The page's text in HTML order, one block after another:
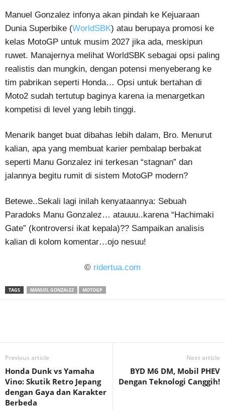
Manuel Gonzalez infonya akan pindah ke Kejuaraan
Dunia Superbike (WorldSBK) atau berupaya promosi ke
kelas MotoGP untuk musim 2027 jika ada, meskipun
ruwet. Manajernya melihat WorldSBK sebagai opsi paling
realistis dan mungkin, dengan potensi menyeberang ke
tim pabrikan seperti Honda… Opsi untuk bertahan di
Moto2 sudah tertutup baginya karena ia menargetkan
kompetisi di level yang lebih tinggi.
Menarik banget buat dibahas lebih dalam, Bro. Menurut
kalian, apa yang membuat karier pembalap berbakat
seperti Manu Gonzalez ini terkesan “stagnan” dan
jalannya begitu rumit di sistem MotoGP modern?
Betewe..Sekali lagi inilah kenyataannya: Sebuah
Paradoks Manu Gonzalez… atauuu..karena “Hachimaki
Gate” (kontroversi ikat kepala)?? Sampaikan analisis
kalian di kolom komentar…ojo nesuu!
© ridertua.com
TAGS MANUEL GONZALEZ MOTOGP
Previous article
Honda Dunk vs Yamaha
Vino: Skutik Retro Jepang
dengan Gaya dan Karakter
Berbeda
Next article
BYD M6 DM, Mobil PHEV
Dengan Teknologi Canggih!